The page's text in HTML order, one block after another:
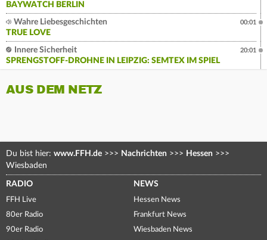
BAYWATCH BERLIN
Wahre Liebesgeschichten
TRUE LOVE
00:01
Innere Sicherheit
SPRENGSTOFF-DROHNE IN LEIPZIG: SEMTEX IM SPIEL
20:01
AUS DEM NETZ
Du bist hier: www.FFH.de >>> Nachrichten >>> Hessen >>>
Wiesbaden
RADIO
FFH Live
80er Radio
90er Radio
NEWS
Hessen News
Frankfurt News
Wiesbaden News